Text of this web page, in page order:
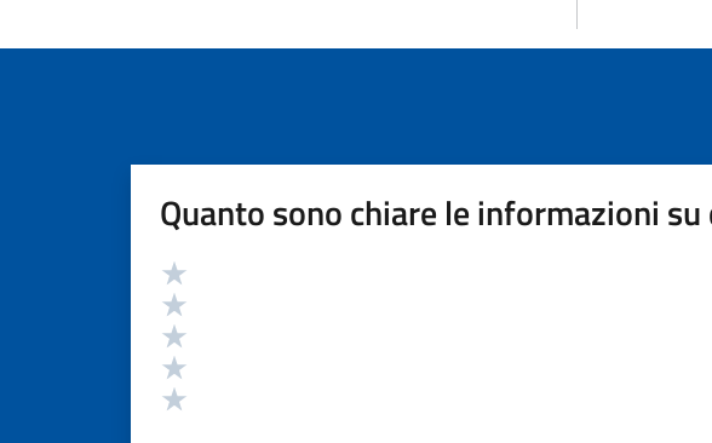
Quanto sono chiare le informazioni
Valutazione